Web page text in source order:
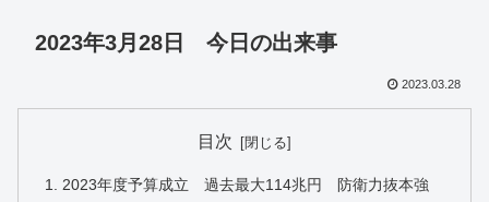
2023年3月28日 今日の出来事
2023.03.28
目次
2023年度予算成立 過去最大114兆円 防衛力抜本強